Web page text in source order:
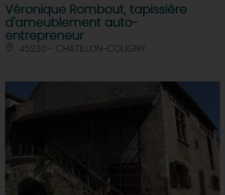
Véronique Rombout, tapissière
d'ameublement auto-
entrepreneur
45230 - CHATILLON-COLIGNY